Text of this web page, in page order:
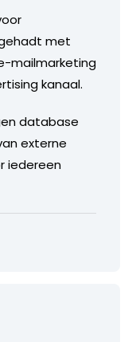
met
mailmarketing
kanaal.
database
externe
iedereen